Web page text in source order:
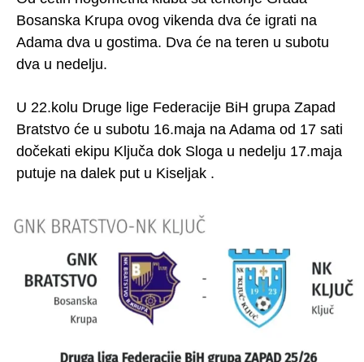
Bosanska Krupa ovog vikenda dva će igrati na
Adama dva u gostima. Dva će na teren u subotu
dva u nedelju.
U 22.kolu Druge lige Federacije BiH grupa Zapad
Bratstvo će u subotu 16.maja na Adama od 17 sati
dočekati ekipu Ključa dok Sloga u nedelju 17.maja
putuje na dalek put u Kiseljak .